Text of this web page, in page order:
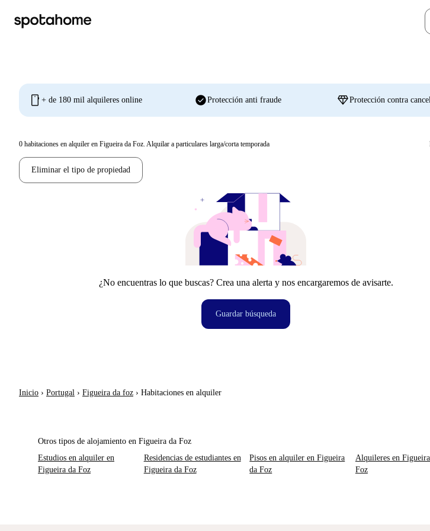
mobile + de 180 mil alquileres online check_circleProtección anti fraude diamondProtección contra
0 habitaciones en alquiler en Figueira da Foz. Alquilar a particulares larga/corta temporada
Eliminar el tipo de propiedad
¿No encuentras lo que buscas? Crea una alerta y nos encargaremos de avisarte.
Guardar búsqueda
Inicio › Portugal › Figueira da foz › Habitaciones en alquiler
Otros tipos de alojamiento en Figueira da Foz
Estudios en alquiler en
Figueira da Foz
Residencias de estudiantes en
Figueira da Foz
Pisos en alquiler en Figueira
da Foz
Alquileres en
Foz